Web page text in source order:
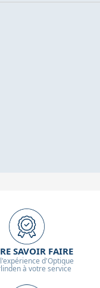
SAVOIR FAIRE
d'Optique
à votre service